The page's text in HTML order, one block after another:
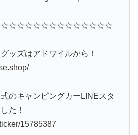
ッズはアドワイルから！
のキャンピングカーLINEスタ
た！
15785387